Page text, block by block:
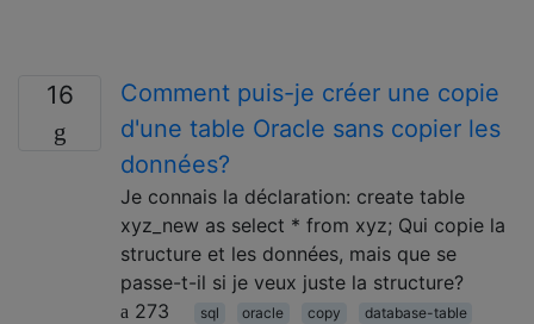
16
Comment puis-je créer une copie
d'une table Oracle sans copier les
données?
Je connais la déclaration: create table
xyz_new as select * from xyz; Qui copie la
structure et les données, mais que se
passe-t-il si je veux juste la structure?
273
sql oracle copy database-table